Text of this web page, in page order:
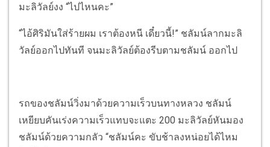
มะลิวัลย์งง “ไปไหนคะ”
“ไอ้ศิริมันใส่ร้ายผม เราต้องหนี เดี๋ยวนี้!” ชลัมน์ลากมะลิ
วัลย์ออกไปทันที จนมะลิวัลย์ต้องรีบตามชลัมน์ ออกไป
รถของชลัมน์วิ่งมาด้วยความเร็วบนทางหลวง ชลัมน์
เหยียบคันเร่งความเร็วแทบจะแตะ 200 มะลิวัลย์หันมอง
ชลัมน์ด้วยความกลัว “ชลัมน์คะ ขับช้าลงหน่อยได้ไหม